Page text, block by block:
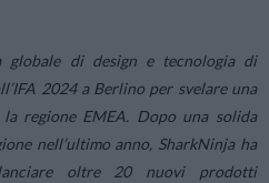
globale di design e tecnologia di
2024 a Berlino per svelare una
regione EMEA. Dopo una solida
nell’ultimo anno, SharkNinja ha
oltre 20 nuovi prodotti